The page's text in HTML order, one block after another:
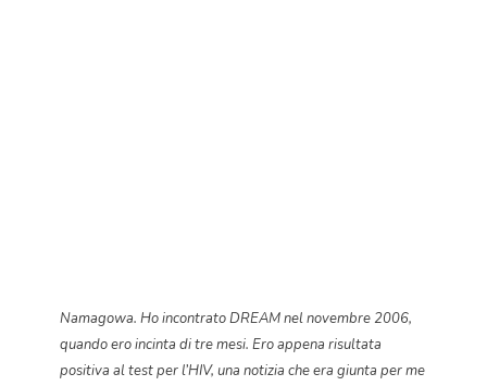
Namagowa. Ho incontrato DREAM nel novembre 2006,
quando ero incinta di tre mesi. Ero appena risultata
positiva al test per l’HIV, una notizia che era giunta per me